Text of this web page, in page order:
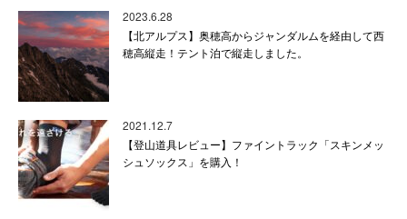
2023.6.28
【北アルプス】奥穂高からジャンダルムを経由して西
穂高縦走！テント泊で縦走しました。
2021.12.7
【登山道具レビュー】ファイントラック「スキンメッ
シュソックス」を購入！